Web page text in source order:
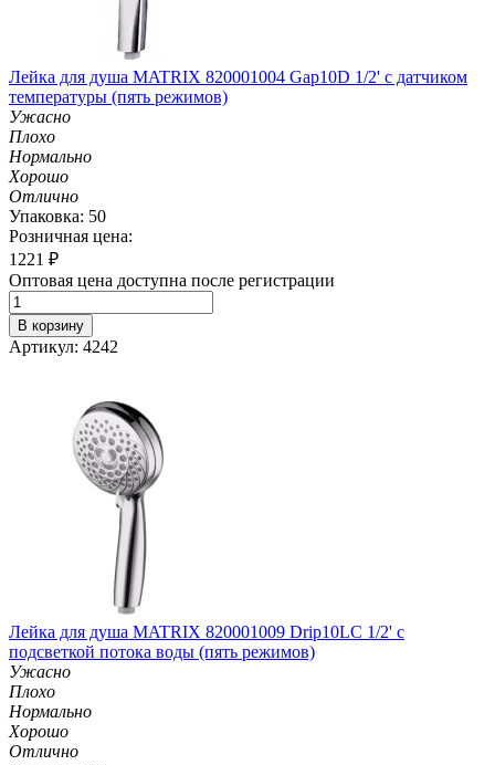
Лейка для душа MATRIX 820001004 Gap10D 1/2' с датчиком
температуры (пять режимов)
Ужасно
Плохо
Нормально
Хорошо
Отлично
Упаковка: 50
Розничная цена:
1221 ₽
Оптовая цена доступна после регистрации
В корзину
Артикул: 4242
Лейка для душа MATRIX 820001009 Drip10LC 1/2' с
подсветкой потока воды (пять режимов)
Ужасно
Плохо
Нормально
Хорошо
Отлично